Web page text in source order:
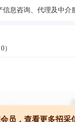
信息咨询、代理及中
0）
员，查看更多招采